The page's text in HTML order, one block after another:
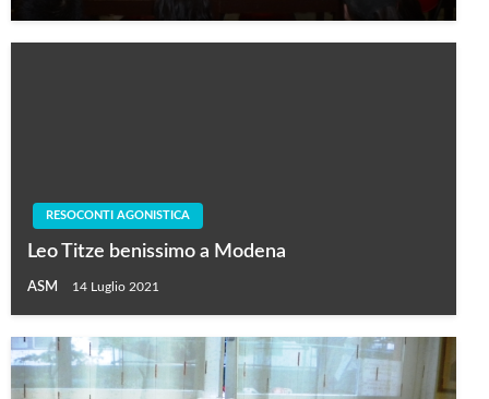
RESOCONTI AGONISTICA
Leo Titze benissimo a Modena
ASM 14 Luglio 2021